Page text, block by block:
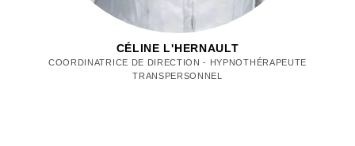
CÉLINE L'HERNAULT
COORDINATRICE DE DIRECTION - HYPNOTHÉRAPEUTE
TRANSPERSONNEL